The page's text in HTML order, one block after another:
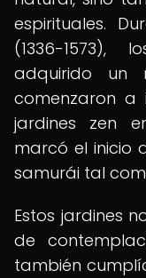
espirituales.
(1336-1573),
adquirido un
comenzaron a
jardines zen
marcó el inicio
samurái tal
Estos jardines
de
también